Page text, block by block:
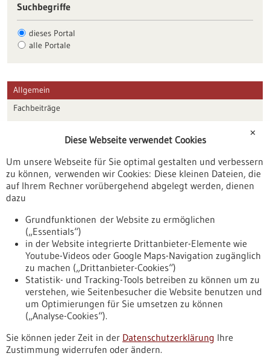
Suchbegriffe
dieses Portal
alle Portale
Allgemein
Fachbeiträge
Veranstaltungen
Erscheinungsdatum
Nach oben
Informiert bleiben
✕
Diese Webseite verwendet Cookies
Um unsere Webseite für Sie optimal gestalten und verbessern
zu können, verwenden wir Cookies: Diese kleinen Dateien, die
auf Ihrem Rechner vorübergehend abgelegt werden, dienen
dazu
Grundfunktionen der Website zu ermöglichen
(„Essentials“)
in der Website integrierte Drittanbieter-Elemente wie
Youtube-Videos oder Google Maps-Navigation zugänglich
zu machen („Drittanbieter-Cookies“)
Statistik- und Tracking-Tools betreiben zu können um zu
verstehen, wie Seitenbesucher die Website benutzen und
um Optimierungen für Sie umsetzen zu können
(„Analyse-Cookies“).
Sie können jeder Zeit in der Datenschutzerklärung Ihre
Zustimmung widerrufen oder ändern.